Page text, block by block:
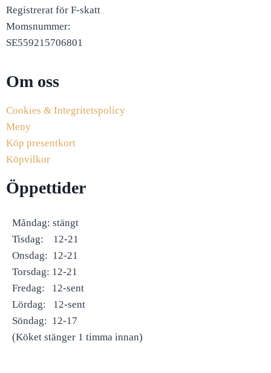
Registrerat för F-skatt
Momsnummer:
SE559215706801
Om oss
Cookies & Integritetspolicy
Meny
Köp presentkort
Köpvilkor
Öppettider
Måndag: stängt
Tisdag: 12-21
Onsdag: 12-21
Torsdag: 12-21
Fredag: 12-sent
Lördag: 12-sent
Söndag: 12-17
(Köket stänger 1 timma innan)